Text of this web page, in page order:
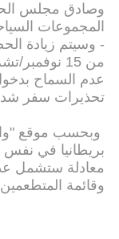
وصادق مجلس
المجموعات
من 15
عدم السماح
تحذيرات سفر
وبحسب موقع
بريطانيا في نفس
معادلة ستشمل
وقائمة المتطعمين